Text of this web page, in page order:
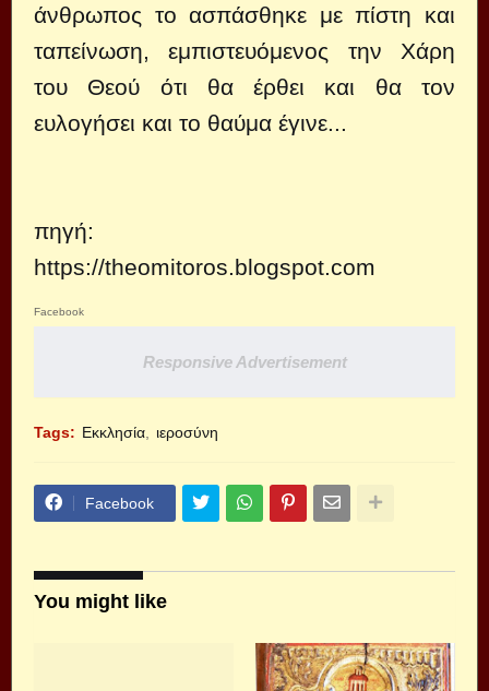
άνθρωπος το ασπάσθηκε με πίστη και
ταπείνωση, εμπιστευόμενος την Χάρη
του Θεού ότι θα έρθει και θα τον
ευλογήσει και το θαύμα έγινε...
πηγή:
https://theomitoros.blogspot.com
Facebook
Responsive Advertisement
Tags: Εκκλησία ιεροσύνη
Facebook
You might like